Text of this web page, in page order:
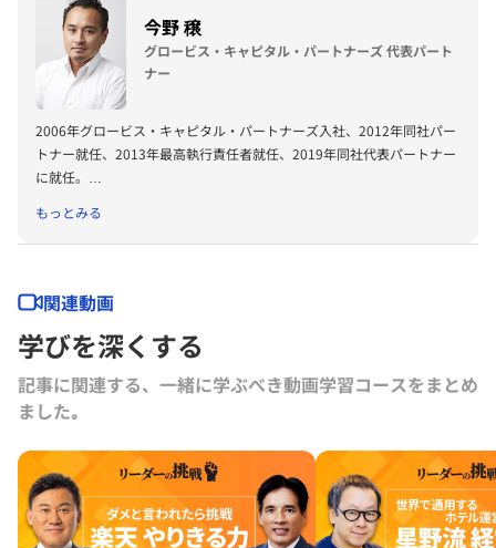
学部卒。
今野 穣
グロービス・キャピタル・パートナーズ 代表パート
ナー
2006年グロービス・キャピタル・パートナーズ入社、2012年同社パー
トナー就任、2013年最高執行責任者就任、2019年同社代表パートナー
に就任。
マ、アカツキ、ブイキューブ、ライフネット生命保険、Quipper、キラ
メックス。
akippa、アグリメディア、FLYWHEEL、リノベる。、tebiki、セイビ
ー、ナレッジワーク、TEARASSなど。
同社以前は、経営コンサルティング会社（現PwC）にて、プロジェク
トマネジャーを歴任。東京大学法学部卒。
もっとみる
関連動画
学びを深くする
記事に関連する、一緒に学ぶべき動画学習コースをまとめ
ました｡